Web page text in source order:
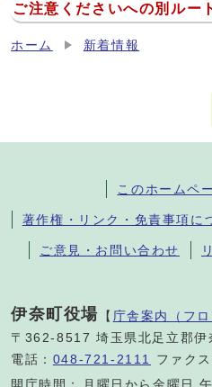
ご注意くださいへの別ルー
ホーム 新着情報
このホームペ
著作権・リンク・免責事項に
ご意見・お問い合わせ
伊奈町役場 【 庁舎案内（フロ
〒362-8517 埼玉県北足立郡伊
電話： 048-721-2111
ファク